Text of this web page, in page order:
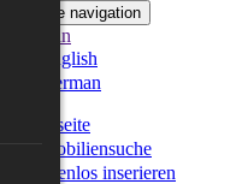
Toggle navigation
German
English
German
Startseite
Immobiliensuche
Kostenlos inserieren